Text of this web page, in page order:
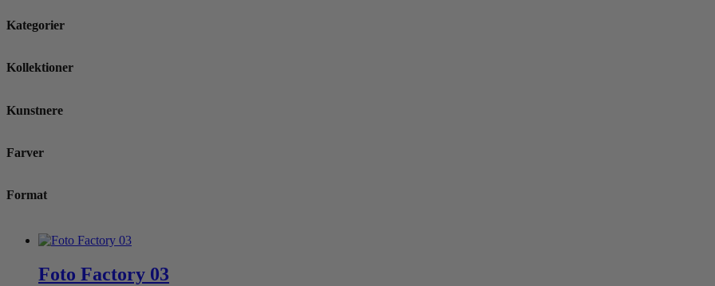
Kategorier
Kollektioner
Kunstnere
Farver
Format
Foto Factory 03